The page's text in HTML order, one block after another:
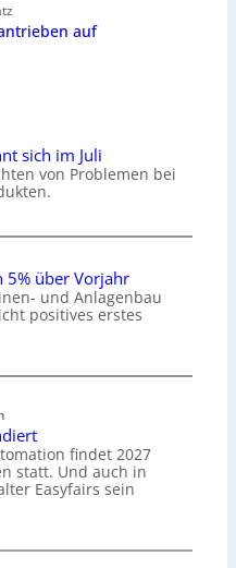
auf
sich im Juli
von Problemen bei
5% über Vorjahr
und Anlagenbau
positives erstes
findet 2027
statt. Und auch in
Easyfairs sein